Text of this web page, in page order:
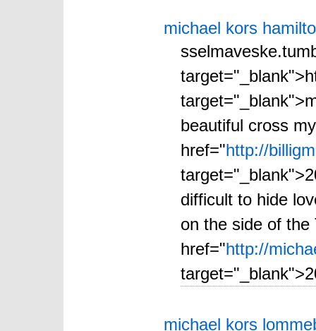
michael kors
beautiful cross
href="http://
difficult to hide
on the side of the
href="http://
michael kors